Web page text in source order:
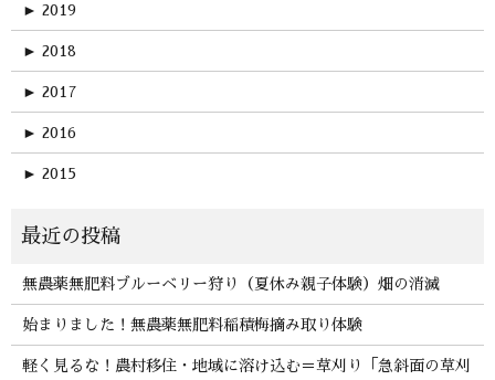
► 2019
► 2018
► 2017
► 2016
► 2015
無農薬無肥料ブルーベリー狩り（夏休み親子体験）畑の消滅
始まりました！無農薬無肥料稲積梅摘み取り体験
軽く見るな！農村移住・地域に溶け込む＝草刈り「急斜面の草刈